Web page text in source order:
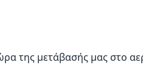
της μετάβασής μας στο